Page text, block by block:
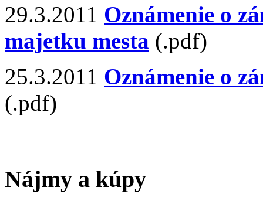
29.3.2011 Oznámenie o
majetku mesta (.pdf)
25.3.2011 Oznámenie o
(.pdf)
Nájmy a kúpy